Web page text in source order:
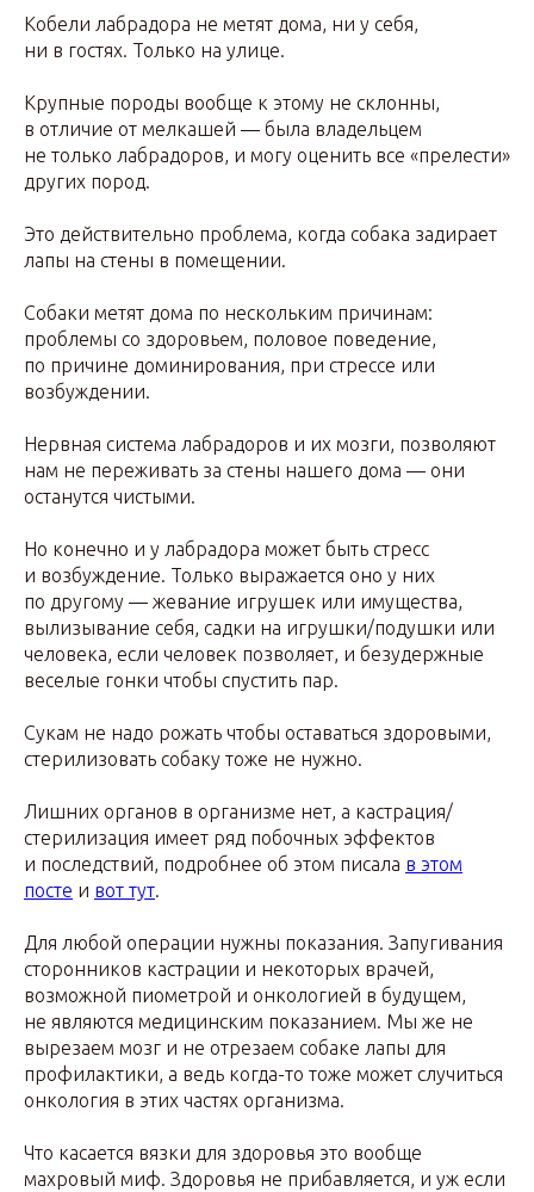
Кобели лабрадора не метят дома, ни у себя,
ни в гостях. Только на улице.
Крупные породы вообще к этому не склонны,
в отличие от мелкашей — была владельцем
не только лабрадоров, и могу оценить все «прелести»
других пород.
Это действительно проблема, когда собака задирает
лапы на стены в помещении.
Собаки метят дома по нескольким причинам:
проблемы со здоровьем, половое поведение,
по причине доминирования, при стрессе или
возбуждении.
Нервная система лабрадоров и их мозги, позволяют
нам не переживать за стены нашего дома — они
останутся чистыми.
Но конечно и у лабрадора может быть стресс
и возбуждение. Только выражается оно у них
по другому — жевание игрушек или имущества,
вылизывание себя, садки на игрушки/подушки или
человека, если человек позволяет, и безудержные
веселые гонки чтобы спустить пар.
Сукам не надо рожать чтобы оставаться здоровыми,
стерилизовать собаку тоже не нужно.
Лишних органов в организме нет, а кастрация/
стерилизация имеет ряд побочных эффектов
и последствий, подробнее об этом писала в этом
посте и вот тут.
Для любой операции нужны показания. Запугивания
сторонников кастрации и некоторых врачей,
возможной пиометрой и онкологией в будущем,
не являются медицинским показанием. Мы же не
вырезаем мозг и не отрезаем собаке лапы для
профилактики, а ведь когда-то тоже может случиться
онкология в этих частях организма.
Что касается вязки для здоровья это вообще
махровый миф. Здоровья не прибавляется, и уж если